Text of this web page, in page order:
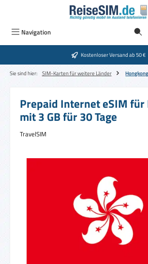
Zum Hauptinhalt springen
Navigation
Kostenloser Versand ab 50 €
Sie sind hier: SIM-Karten für weitere Länder Hongkong
Prepaid Internet eSIM für
mit 3 GB für 30 Tage
TravelSIM